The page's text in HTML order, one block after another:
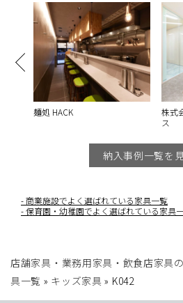
麺処 HACK
株式
ス
納入事例一覧を
商業施設でよく選ばれている家具一覧
保育園・幼稚園でよく選ばれている家具
店舗家具・業務用家具・飲食店家具
具一覧 » キッズ家具 » K042